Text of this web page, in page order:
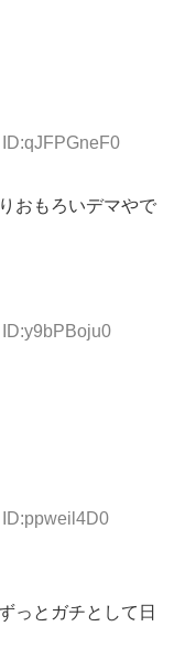
おもろいデマやで
っとガチとして日